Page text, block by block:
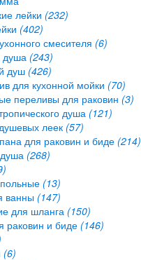
лейки (232)
(402)
смесителя (6)
душа (243)
душ (426)
для кухонной мойки (70)
переливы для раковин (3)
душа (121)
леек (57)
для раковин и биде (214)
(268)
(13)
ванны (147)
для шланга (150)
и биде (146)
(6)